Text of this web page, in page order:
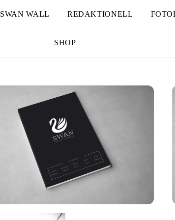
SWAN WALL REDAKTIONELL
SHOP